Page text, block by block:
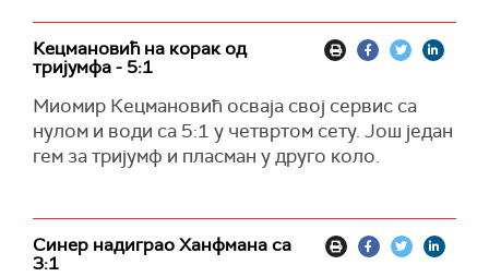
Кецмановић на корак од
тријумфа - 5:1
Миомир Кецмановић осваја свој сервис са
нулом и води са 5:1 у четвртом сету. Још један
гем за тријумф и пласман у друго коло.
Синер надиграо Ханфмана са
3:1